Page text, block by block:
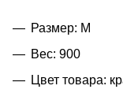
Размер: M
Вес: 900
Цвет товара: